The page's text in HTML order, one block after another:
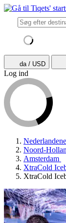
da / USD
Log ind
Nederlandene
Noord-
Amsterdam
XtraCold
XtraCold